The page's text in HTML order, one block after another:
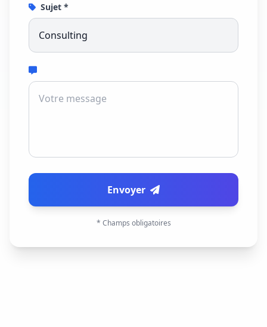
Sujet *
Envoyer
* Champs obligatoires